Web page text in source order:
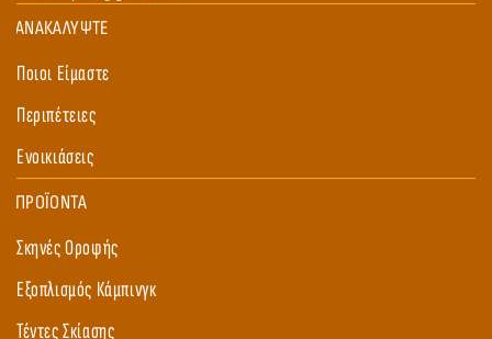
ΑΝΑΚΑΛΥΨΤΕ
Ποιοι Είμαστε
Περιπέτειες
Ενoικιάσεις
ΠΡΟΪΟΝΤΑ
Σκηνές Οροφής
Εξοπλισμός Κάμπινγκ
Τέντες Σκίασης